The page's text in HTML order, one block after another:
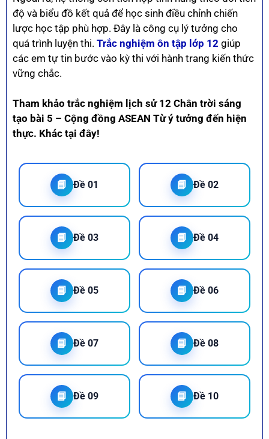
độ và biểu đồ kết quả để học sinh điều chỉnh chiến
lược học tập phù hợp. Đây là công cụ lý tưởng cho
quá trình luyện thi. Trắc nghiệm ôn tập lớp 12 giúp
các em tự tin bước vào kỳ thi với hành trang kiến thức
vững chắc.
Tham khảo trắc nghiệm lịch sử 12 Chân trời sáng
tạo bài 5 – Cộng đồng ASEAN Từ ý tưởng đến hiện
thực. Khác tại đây!
📘 Đề 01 📘 Đề 02
📘 Đề 03 📘 Đề 04
📘 Đề 05 📘 Đề 06
📘 Đề 07 📘 Đề 08
📘 Đề 09 📘 Đề 10